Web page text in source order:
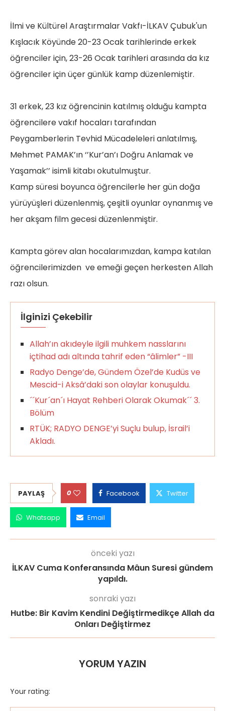
İlmi ve Kültürel Araştırmalar Vakfı-İLKAV Çubuk'un
Kışlacık Köyünde 20-23 Ocak tarihlerinde erkek
öğrenciler için, 23-26 Ocak tarihleri arasında da kız
öğrenciler için üçer günlük kamp düzenlemiştir.
31 erkek, 23 kız öğrencinin katılmış olduğu kampta
öğrencilere vakıf hocaları tarafından
Peygamberlerin Tevhid Mücadeleleri anlatılmış,
Mehmet PAMAK’ın ‘’Kur’an’ı Doğru Anlamak ve
Yaşamak’’ isimli kitabı okutulmuştur.
Kamp süresi boyunca öğrencilerle her gün doğa
yürüyüşleri düzenlenmiş, çeşitli oyunlar oynanmış ve
her akşam film gecesi düzenlenmiştir.
Kampta görev alan hocalarımızdan, kampa katılan
öğrencilerimizden ve emeği geçen herkesten Allah
razı olsun.
İlginizi Çekebilir
Allah’ın akıdeyle ilgili muhkem nasslarını
içtihad adı altında tahrif eden “âlimler” -III
Radyo Denge’de, Gündem Özel’de Kudüs ve
Mescid-i Aksâ’daki son olaylar konuşuldu.
´´Kur´an´ı Hayat Rehberi Olarak Okumak´´ 3.
Bölüm
RTÜK; RADYO DENGE’yi Suçlu bulup, İsrail’i
Akladı.
PAYLAŞ 0 Facebook Twitter
Whatsapp Email
önceki yazı
İLKAV Cuma Konferansında Mâun Suresi gündem
yapıldı.
sonraki yazı
Hutbe: Bir Kavim Kendini Değiştirmedikçe Allah da
Onları Değiştirmez
YORUM YAZIN
Your rating: